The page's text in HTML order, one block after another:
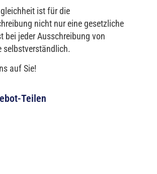
ist für die
nicht nur eine gesetzliche
bei jeder Ausschreibung von
selbstverständlich.
auf Sie!
Teilen